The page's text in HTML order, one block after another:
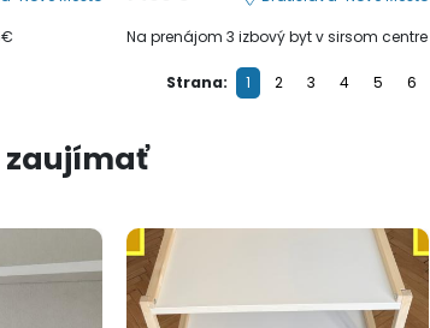
Na prenájom 3 izbový byt v sirsom centre
Strana: 1 2 3 4 5 6
zaujímať